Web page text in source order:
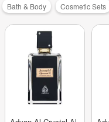
Bath & Body
Cosmetic Sets